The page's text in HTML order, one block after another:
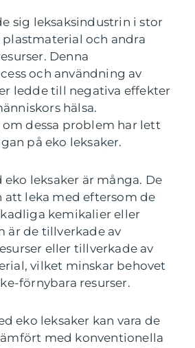
sig leksaksindustrin i stor
och andra
Denna
och användning av
ledde till negativa effekter
hälsa.
dessa problem har lett
på eko leksaker.
leksaker är många. De
att leka med eftersom de
kemikalier eller
är de tillverkade av
eller tillverkade av
vilket minskar behovet
förnybara resurser.
eko leksaker kan vara de
med konventionella